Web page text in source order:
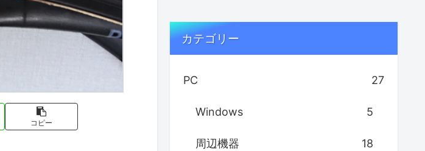
コピー
カテゴリー
PC 27
Windows 5
周辺機器 18